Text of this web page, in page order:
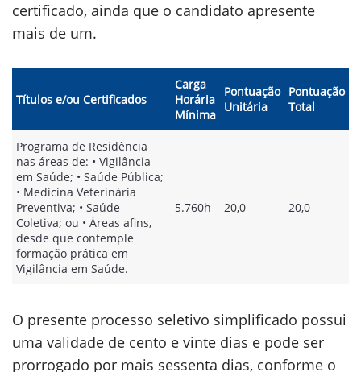
certificado, ainda que o candidato apresente
mais de um.
Títulos e/ou Certificados
Carga
Horária
Mínima
Pontuação
Unitária
Pontuação
Total
Programa de Residência
nas áreas de: • Vigilância
em Saúde; • Saúde Pública;
• Medicina Veterinária
Preventiva; • Saúde
Coletiva; ou • Áreas afins,
desde que contemple
formação prática em
Vigilância em Saúde.
5.760h 20,0 20,0
O presente processo seletivo simplificado possui
uma validade de cento e vinte dias e pode ser
prorrogado por mais sessenta dias, conforme o